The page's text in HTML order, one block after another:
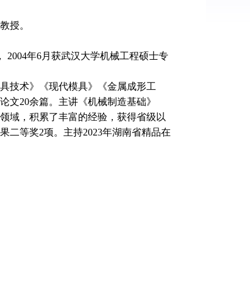
授。
2004年6月获武汉大学机械工程硕士专
技术》《现代模具》《金属成形工
文20余篇。主讲《机械制造基础》
域，积累了丰富的经验，获得省级以
二等奖2项。主持2023年湖南省精品在